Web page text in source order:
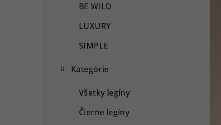
BE WILD
LUXURY
SIMPLE
Kategórie
Všetky legíny
Čierne legíny